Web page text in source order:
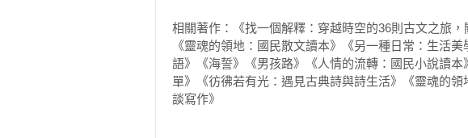
無常迅速，憂患的年代更宜倍萬自愛。只要照顧好自己
經很好了。
──〈傷心流域──淡水河畔步行悼YI〉
喜歡上一個人，常常會變得自以為是。想帶自己喜歡的
朝聖路線，從空海大師以來，至今已有一千兩百年歷史
程跨越四個古國：阿波、土佐、伊予、讚岐（即今之
行走，最快大約需要四十五天時間才能走完。空海大
各地佈教。與弘法大師空海佈教有淵源的八十八所靈
以依寺院番號次序參拜，也可以反方向逆序參拜，不照
相關著作：《找一個解釋：穿越時空的36則古文之旅
《靈魂的領地：國民散文讀本》《另一種日常：生活
語》《海誓》《男孩路》《人情的流轉：國民小說讀
單》《彷彿若有光：遇見古典詩與詩生活》《靈魂的
談寫作》